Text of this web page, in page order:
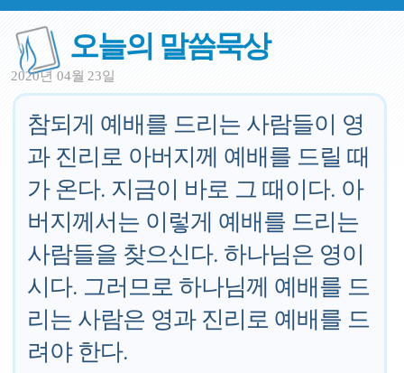
오늘의 말씀묵상
2020년 04월 23일
참되게 예배를 드리는 사람들이 영
과 진리로 아버지께 예배를 드릴 때
가 온다. 지금이 바로 그 때이다. 아
버지께서는 이렇게 예배를 드리는
사람들을 찾으신다. 하나님은 영이
시다. 그러므로 하나님께 예배를 드
리는 사람은 영과 진리로 예배를 드
려야 한다.